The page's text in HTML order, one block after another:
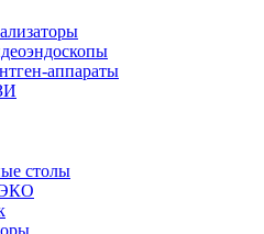
аппараты
столы
ЭКО